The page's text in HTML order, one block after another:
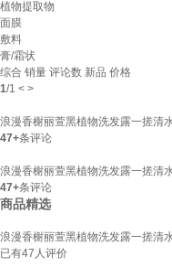
植物提取物
面膜
敷料
膏/霜状
综合 销量 评论数 新品 价格
1/1 < >
浪漫香榭丽萱黑植物洗发露一搓清
47+条评论
浪漫香榭丽萱黑植物洗发露一搓清
47+条评论
商品精选
浪漫香榭丽萱黑植物洗发露一搓清
已有47 人评价